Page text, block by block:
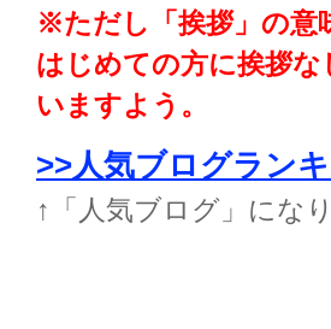
※ただし「挨拶」の意
はじめての方に挨拶
いますよう。
>>人気ブログラン
↑「人気ブログ」に